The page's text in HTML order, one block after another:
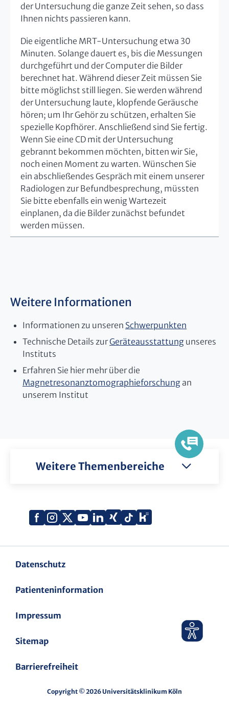
der Untersuchung die ganze Zeit sehen, so dass
Ihnen nichts passieren kann.
Die eigentliche MRT-Untersuchung etwa 30
Minuten. Solange dauert es, bis die Messungen
durchgeführt und der Computer die Bilder
berechnet hat. Während dieser Zeit müssen Sie
bitte möglichst still liegen. Sie werden während
der Untersuchung laute, klopfende Geräusche
hören; um Ihr Gehör zu schützen, erhalten Sie
spezielle Kopfhörer. Anschließend sind Sie fertig.
Wenn Sie eine CD mit der Untersuchung
gebrannt bekommen möchten, bitten wir Sie,
noch einen Moment zu warten. Wünschen Sie
ein abschließendes Gespräch mit einem unserer
Radiologen zur Befundbesprechung, müssten
Sie bitte ebenfalls ein wenig Wartezeit
einplanen, da die Bilder zunächst befundet
werden müssen.
Weitere Informationen
Informationen zu unseren Schwerpunkten
Technische Details zurGeräteausstattung unseres
Instituts
Erfahren Sie hier mehr über die
Magnetresonanztomographieforschung an
unserem Institut
Weitere Themenbereiche
Facebook
Instagram
X
YouTube
LinkedIn
Xing TiktokKununu
Datenschutz
Patienteninformation
Impressum
Sitemap
Barrierefreiheit
Copyright © 2026 Universitätsklinikum Köln